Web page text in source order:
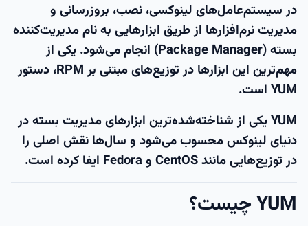
در سیستم‌عامل‌های لینوکسی، نصب، بروزرسانی و
مدیریت نرم‌افزارها از طریق ابزارهایی به ناممدیریت‌کننده
بسته (Package Manager)
انجام می‌شود. یکی از
مهم‌ترین این ابزارها در توزیع‌های مبتنی بر RPM، دستور
YUM است.
YUM یکی از شناخته‌شده‌ترین ابزارهای مدیریت بسته در
دنیای لینوکس محسوب می‌شود و سال‌ها نقش اصلی را
در توزیع‌هایی مانندCentOS وFedora ایفا کرده است.
YUM چیست؟